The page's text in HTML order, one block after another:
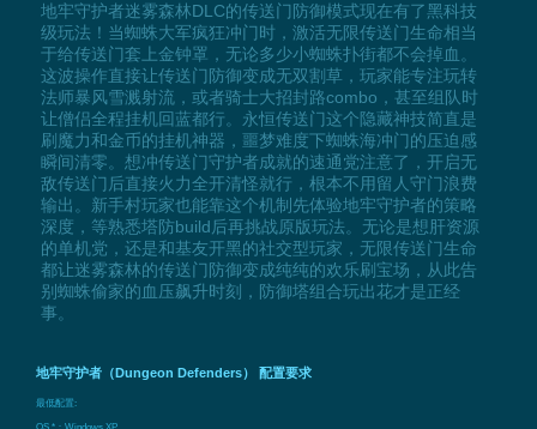
地牢守护者迷雾森林DLC的传送门防御模式现在有了黑科技
级玩法！当蜘蛛大军疯狂冲门时，激活无限传送门生命相当
于给传送门套上金钟罩，无论多少小蜘蛛扑街都不会掉血。
这波操作直接让传送门防御变成无双割草，玩家能专注玩转
法师暴风雪溅射流，或者骑士大招封路combo，甚至组队时
让僧侣全程挂机回蓝都行。永恒传送门这个隐藏神技简直是
刷魔力和金币的挂机神器，噩梦难度下蜘蛛海冲门的压迫感
瞬间清零。想冲传送门守护者成就的速通党注意了，开启无
敌传送门后直接火力全开清怪就行，根本不用留人守门浪费
输出。新手村玩家也能靠这个机制先体验地牢守护者的策略
深度，等熟悉塔防build后再挑战原版玩法。无论是想肝资源
的单机党，还是和基友开黑的社交型玩家，无限传送门生命
都让迷雾森林的传送门防御变成纯纯的欢乐刷宝场，从此告
别蜘蛛偷家的血压飙升时刻，防御塔组合玩出花才是正经
事。
地牢守护者（Dungeon Defenders） 配置要求
最低配置: